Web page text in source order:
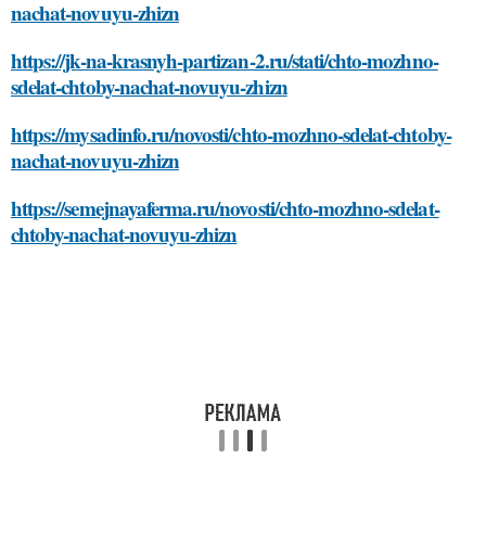
nachat-novuyu-zhizn
https://jk-na-krasnyh-partizan-2.ru/stati/chto-mozhno-
sdelat-chtoby-nachat-novuyu-zhizn
https://mysadinfo.ru/novosti/chto-mozhno-sdelat-chtoby-
nachat-novuyu-zhizn
https://semejnayaferma.ru/novosti/chto-mozhno-sdelat-
chtoby-nachat-novuyu-zhizn